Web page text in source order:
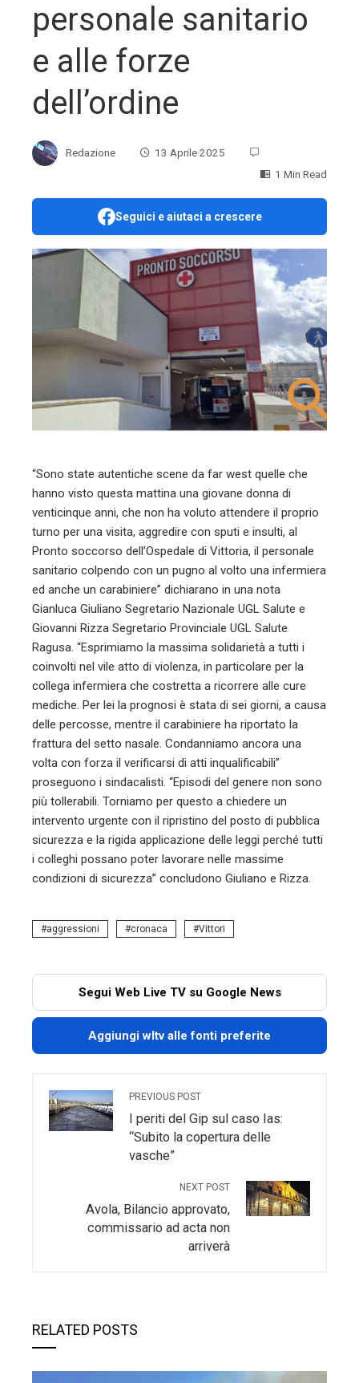
personale sanitario
e alle forze
dell’ordine
Redazione
13 Aprile 2025
1 Min Read
Seguici e aiutaci a crescere
“Sono state autentiche scene da far west quelle che
hanno visto questa mattina una giovane donna di
venticinque anni, che non ha voluto attendere il proprio
turno per una visita, aggredire con sputi e insulti, al
Pronto soccorso dell’Ospedale di Vittoria, il personale
sanitario colpendo con un pugno al volto una infermiera
ed anche un carabiniere” dichiarano in una nota
Gianluca Giuliano Segretario Nazionale UGL Salute e
Giovanni Rizza Segretario Provinciale UGL Salute
Ragusa. “Esprimiamo la massima solidarietà a tutti i
coinvolti nel vile atto di violenza, in particolare per la
collega infermiera che costretta a ricorrere alle cure
mediche. Per lei la prognosi è stata di sei giorni, a causa
delle percosse, mentre il carabiniere ha riportato la
frattura del setto nasale. Condanniamo ancora una
volta con forza il verificarsi di atti inqualificabili”
proseguono i sindacalisti. “Episodi del genere non sono
più tollerabili. Torniamo per questo a chiedere un
intervento urgente con il ripristino del posto di pubblica
sicurezza e la rigida applicazione delle leggi perché tutti
i colleghi possano poter lavorare nelle massime
condizioni di sicurezza” concludono Giuliano e Rizza.
aggressioni cronaca Vittori
Segui Web Live TV su Google News
Aggiungi wltv alle fonti preferite
PREVIOUS POST
I periti del Gip sul caso Ias:
“Subito la copertura delle
vasche”
NEXT POST
Avola, Bilancio approvato,
commissario ad acta non
arriverà
RELATED POSTS